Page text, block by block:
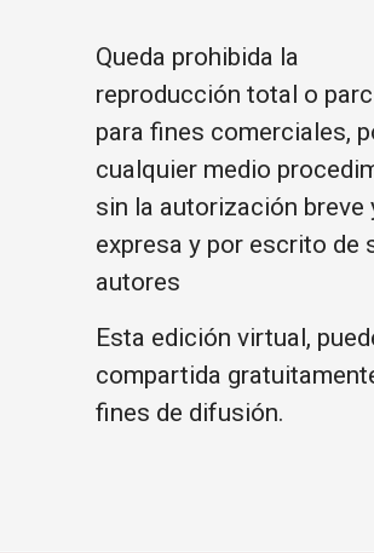
Queda prohibida la
reproducción total o
para fines comerciales,
cualquier medio
sin la autorización breve
expresa y por escrito de
autores
Esta edición virtual,
compartida
fines de difusión.